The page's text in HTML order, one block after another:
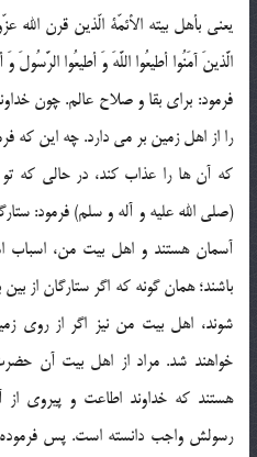
یعنی بأهل بیته الأئمّة الّذین قرن الله
الَّذینَ آمَنُوا أطیعُوا اللَّهَ وَ أطیعُوا الرَّسُولَ وَ
فرمود: برای بقا و صلاح عالم. چون
را از اهل زمین بر می دارد. چه این که
که آن ها را عذاب کند، در حالی که
(صلی الله علیه و آله و سلم) فرمود:
آسمان هستند و اهل بیت من، اسباب
باشند؛ همان گونه که اگر ستارگان از
شوند، اهل بیت من نیز اگر از روی
خواهند شد. مراد از اهل بیت آن
هستند که خداوند اطاعت و پیروی از
رسولش واجب دانسته است. پس